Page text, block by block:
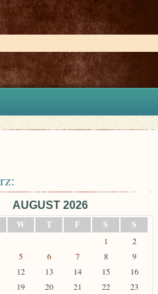
AUGUST 2026
W T F S S
1
2
5 6 7 8
9
12 13 14 15
16
19 20 21 22
23